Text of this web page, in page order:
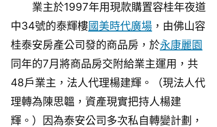
業主於1997年用現款購置容桂年夜道
中34號的泰輝樓國美時代廣場 ，由佛山容
桂泰安房產公司發的商品房，於永康麗園
同年的7月將商品房交附給業主運用，共
48戶業主，法人代理楊建輝。（現法人代
理轉為陳思韞，資產現實把持人楊建
輝。）因為泰安公司多次私自轉變計劃，